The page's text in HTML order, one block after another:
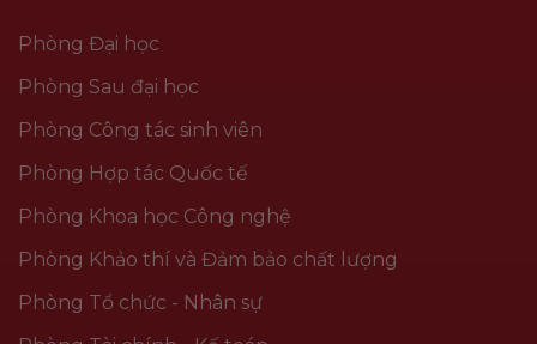
Phòng Đại học
Phòng Sau đại học
Phòng Công tác sinh viên
Phòng Hợp tác Quốc tế
Phòng Khoa học Công nghệ
Phòng Khảo thí và Đảm bảo chất lượng
Phòng Tổ chức - Nhân sự